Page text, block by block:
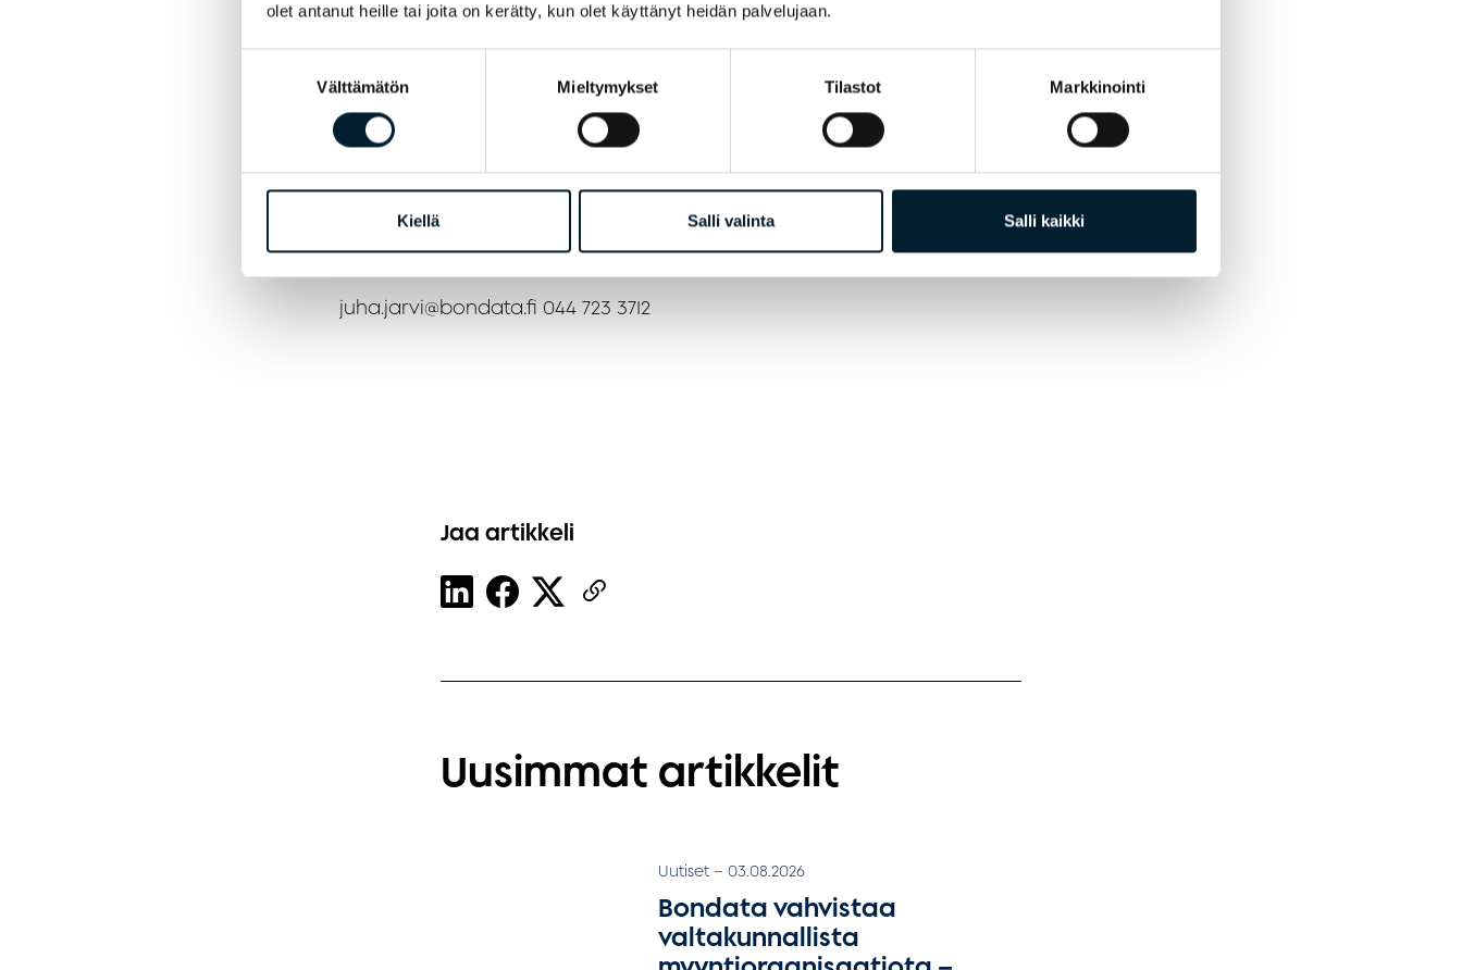
olet antanut heille tai joita on kerätty, kun olet käyttänyt heidän palvelujaan.
Välttämätön Mieltymykset Tilastot Markkinointi
Kiellä Salli valinta Salli kaikki
Myös Bondatan myyntijohtaja Juha Järvi iloitsi Pihla Groupin menestyksestä.
tehdystä työstä Järvi toivottaa.
Jos haluat lisää tietoa Go Feelistä, ota yhteyttä Bondatan yhteyshenkilöösi tai
suoraan Juha Järveen.
juha.jarvi@bondata.fi 044 723 3712
Jaa artikkeli
Uusimmat artikkelit
Bondata vahvistaa
valtakunnallista
Uutiset – 03.08.2026